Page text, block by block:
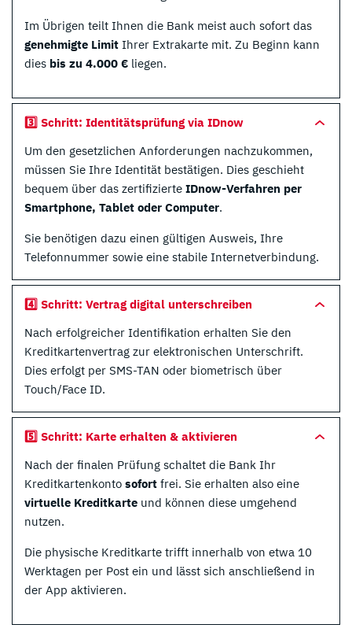
Im Übrigen teilt Ihnen die Bank meist auch sofort das
genehmigte Limit Ihrer Extrakarte mit. Zu Beginn kann
dies bis zu 4.000 € liegen.
3️⃣ Schritt: Identitätsprüfung via IDnow
Um den gesetzlichen Anforderungen nachzukommen,
müssen Sie Ihre Identität bestätigen. Dies geschieht
bequem über das zertifizierte IDnow-Verfahren per
Smartphone, Tablet oder Computer.
Sie benötigen dazu einen gültigen Ausweis, Ihre
Telefonnummer sowie eine stabile Internetverbindung.
4️⃣ Schritt: Vertrag digital unterschreiben
Nach erfolgreicher Identifikation erhalten Sie den
Kreditkartenvertrag zur elektronischen Unterschrift.
Dies erfolgt per SMS-TAN oder biometrisch über
Touch/Face ID.
5️⃣ Schritt: Karte erhalten & aktivieren
Nach der finalen Prüfung schaltet die Bank Ihr
Kreditkartenkonto sofort frei. Sie erhalten also eine
virtuelle Kreditkarte und können diese umgehend
nutzen.
Die physische Kreditkarte trifft innerhalb von etwa 10
Werktagen per Post ein und lässt sich anschließend in
der App aktivieren.